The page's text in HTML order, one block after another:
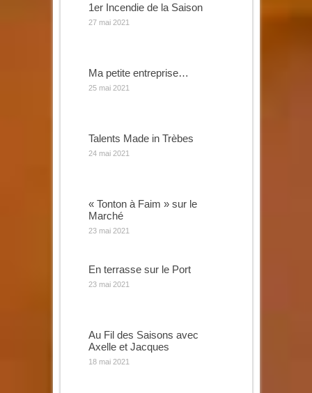
1er Incendie de la Saison
27 mai 2021
Ma petite entreprise…
25 mai 2021
Talents Made in Trèbes
24 mai 2021
« Tonton à Faim » sur le
Marché
23 mai 2021
En terrasse sur le Port
23 mai 2021
Au Fil des Saisons avec
Axelle et Jacques
18 mai 2021